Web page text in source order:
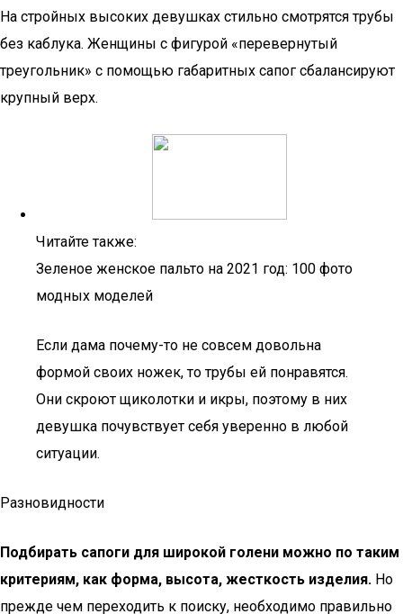
На стройных высоких девушках стильно смотрятся трубы
без каблука. Женщины с фигурой «перевернутый
треугольник» с помощью габаритных сапог сбалансируют
крупный верх.
Читайте также:
Зеленое женское пальто на 2021 год: 100 фото
модных моделей
Если дама почему-то не совсем довольна
формой своих ножек, то трубы ей понравятся.
Они скроют щиколотки и икры, поэтому в них
девушка почувствует себя уверенно в любой
ситуации.
Разновидности
Подбирать сапоги для широкой голени можно по таким
критериям, как форма, высота, жесткость изделия. Но
прежде чем переходить к поиску, необходимо правильно